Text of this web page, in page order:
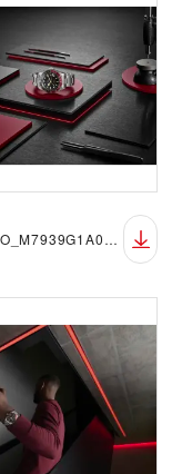
T24_PRO_M7939G1A0NRU-0001_063